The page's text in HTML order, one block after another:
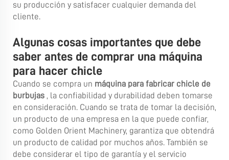
su producción y satisfacer cualquier demanda del
cliente.
Algunas cosas importantes que debe
saber antes de comprar una máquina
para hacer chicle
Cuando se compra un máquina para fabricar chicle de
burbujas , la confiabilidad y durabilidad deben tomarse
en consideración. Cuando se trata de tomar la decisión,
un producto de una empresa en la que puede confiar,
como Golden Orient Machinery, garantiza que obtendrá
un producto de calidad por muchos años. También se
debe considerar el tipo de garantía y el servicio